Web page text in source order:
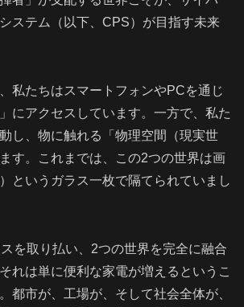
ステム（以下、CPS）が目指す未来
私たちはスマートフォンやPCを通じ
にアクセスしています。一方で、私た
し、物に触れる「物理空間（現実世
す。これまでは、この2つの世界は画
というガラス一枚で隔てられていまし
を取り払い、2つの世界を完全に融合
れは単に便利な家電が増えるというこ
都市が、工場が、そして社会全体が、